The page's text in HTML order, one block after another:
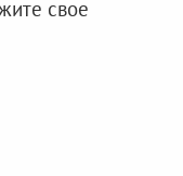
свое